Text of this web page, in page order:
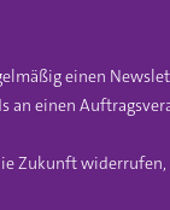
einen
einen